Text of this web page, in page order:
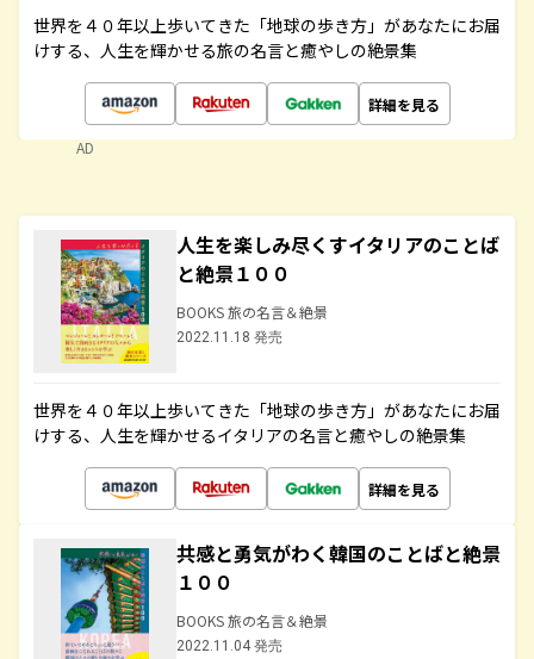
世界を４０年以上歩いてきた「地球の歩き方」があなたにお届
けする、人生を輝かせる旅の名言と癒やしの絶景集
詳細を見る
AD
人生を楽しみ尽くすイタリアのことば
と絶景１００
BOOKS 旅の名言＆絶景
2022.11.18 発売
世界を４０年以上歩いてきた「地球の歩き方」があなたにお届
けする、人生を輝かせるイタリアの名言と癒やしの絶景集
詳細を見る
共感と勇気がわく韓国のことばと絶景
１００
BOOKS 旅の名言＆絶景
2022.11.04 発売